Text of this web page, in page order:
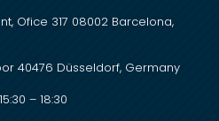
Ofice 317 08002 Barcelona,
40476 Düsseldorf, Germany
– 18:30